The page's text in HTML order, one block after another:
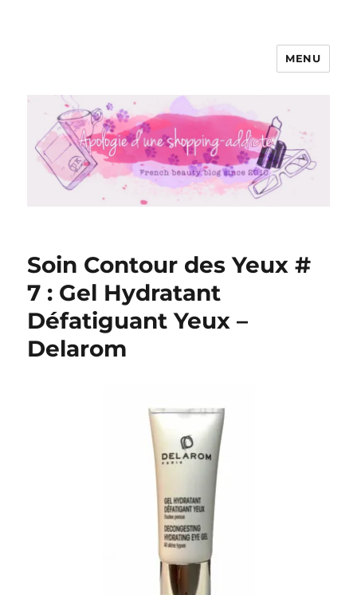
Apologie d'une Shopping-addicte
MENU
Soin Contour des Yeux #
7 : Gel Hydratant
Défatiguant Yeux –
Delarom